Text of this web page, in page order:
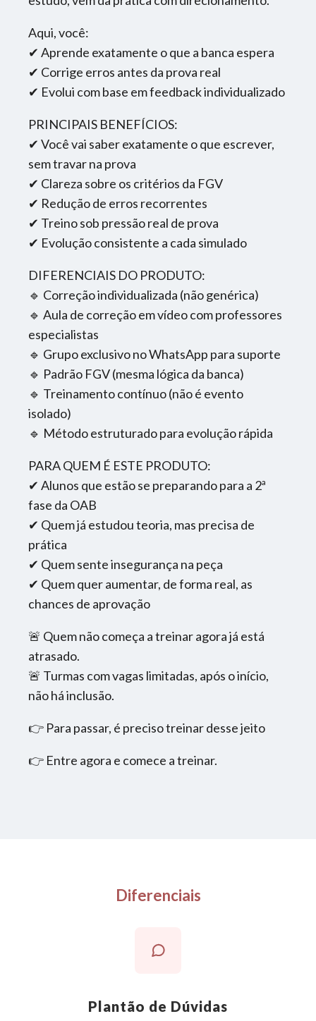
Aqui, você:
✔ Aprende exatamente o que a banca espera
✔ Corrige erros antes da prova real
✔ Evolui com base em feedback individualizado
PRINCIPAIS BENEFÍCIOS:
✔ Você vai saber exatamente o que escrever,
sem travar na prova
✔ Clareza sobre os critérios da FGV
✔ Redução de erros recorrentes
✔ Treino sob pressão real de prova
✔ Evolução consistente a cada simulado
DIFERENCIAIS DO PRODUTO:
🔹 Correção individualizada (não genérica)
🔹 Aula de correção em vídeo com professores
especialistas
🔹 Grupo exclusivo no WhatsApp para suporte
🔹 Padrão FGV (mesma lógica da banca)
🔹 Treinamento contínuo (não é evento
isolado)
🔹 Método estruturado para evolução rápida
PARA QUEM É ESTE PRODUTO:
✔ Alunos que estão se preparando para a 2ª
fase da OAB
✔ Quem já estudou teoria, mas precisa de
prática
✔ Quem sente insegurança na peça
✔ Quem quer aumentar, de forma real, as
chances de aprovação
🚨 Quem não começa a treinar agora já está
atrasado.
🚨 Turmas com vagas limitadas, após o início,
não há inclusão.
👉 Para passar, é preciso treinar desse jeito
👉 Entre agora e comece a treinar.
Diferenciais
Plantão de Dúvidas